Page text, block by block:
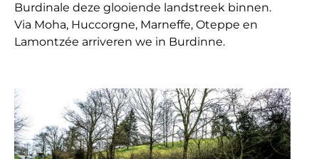
Burdinale deze glooiende landstreek binnen.
Via Moha, Huccorgne, Marneffe, Oteppe en
Lamontzée arriveren we in Burdinne.